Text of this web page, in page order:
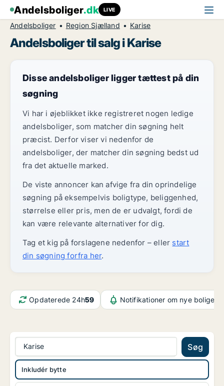
Andelsboliger.dk LIVE
Andelsboliger Region Sjælland Karise
Andelsboliger til salg i Karise
Disse andelsboliger ligger tættest på din
søgning
Vi har i øjeblikket ikke registreret nogen ledige
andelsboliger, som matcher din søgning helt
præcist. Derfor viser vi nedenfor de
andelsboliger, der matcher din søgning bedst ud
fra det aktuelle marked.
De viste annoncer kan afvige fra din oprindelige
søgning på eksempelvis boligtype, beliggenhed,
størrelse eller pris, men de er udvalgt, fordi de
kan være relevante alternativer for dig.
Tag et kig på forslagene nedenfor – eller start
din søgning forfra her.
Opdaterede 24h59 Notifikationer om nye boliger
Karise Søg
Inkludér bytte